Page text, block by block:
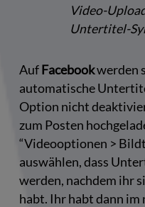
Video-
Untertitel-
AufFacebookwerden
automatische
Option nicht
zum Posten
“Videooptionen >
auswählen, dass
werden, nachdem ihr
habt. Ihr habt dann